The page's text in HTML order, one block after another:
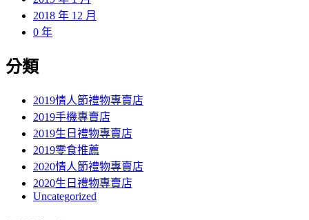
2018 年 12 月
0 年
分類
2019情人節禮物專賣店
2019手機專賣店
2019生日禮物專賣店
2019零食推薦
2020情人節禮物專賣店
2020生日禮物專賣店
Uncategorized